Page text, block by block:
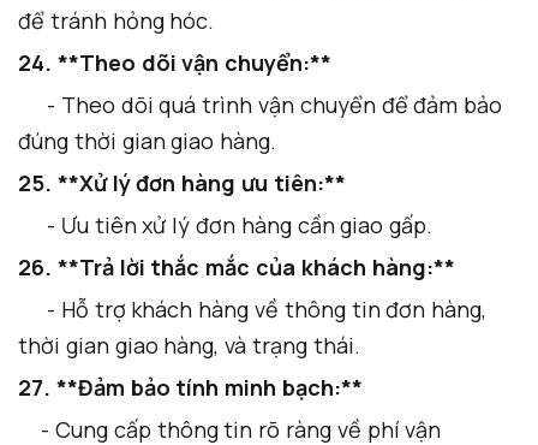
để tránh hỏng hóc.
24. **Theo dõi vận chuyển:**
- Theo dõi quá trình vận chuyển để đảm bảo
đúng thời gian giao hàng.
25. **Xử lý đơn hàng ưu tiên:**
- Ưu tiên xử lý đơn hàng cần giao gấp.
26. **Trả lời thắc mắc của khách hàng:**
- Hỗ trợ khách hàng về thông tin đơn hàng,
thời gian giao hàng, và trạng thái.
27. **Đảm bảo tính minh bạch:**
- Cung cấp thông tin rõ ràng về phí vận